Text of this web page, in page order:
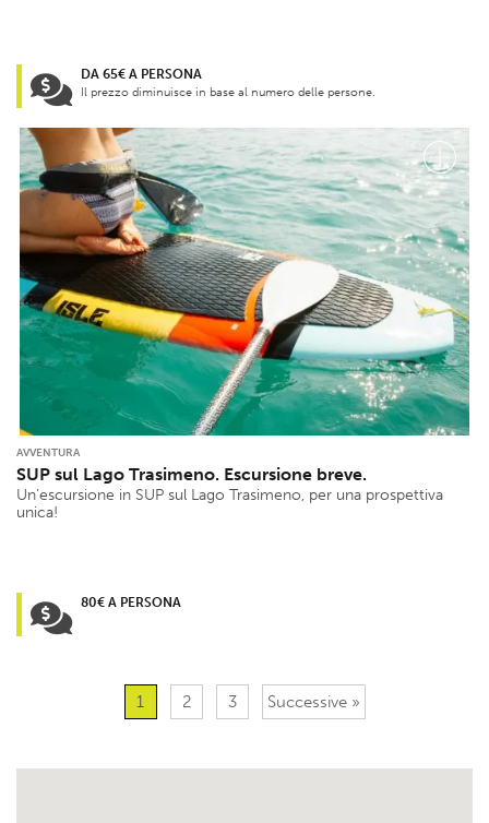
DA 65€ A PERSONA
Il prezzo diminuisce in base al numero delle persone.
AVVENTURA
SUP sul Lago Trasimeno. Escursione breve.
Un’escursione in SUP sul Lago Trasimeno, per una prospettiva
unica!
80€ A PERSONA
1 2 3 Successive »